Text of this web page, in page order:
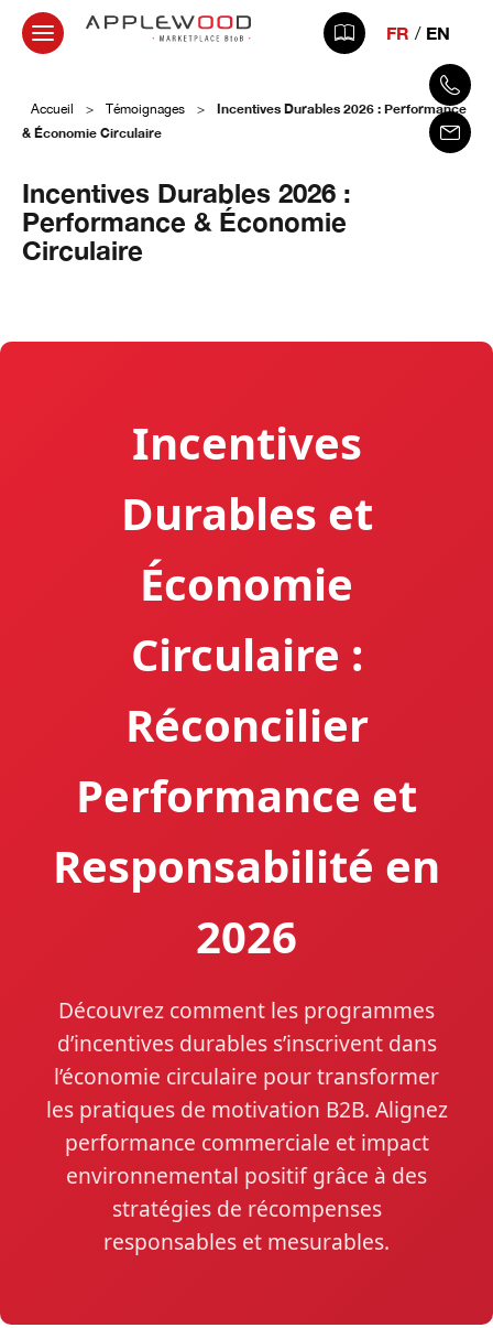
FR EN
Accueil > Témoignages >
Incentives Durables 2026 : Performance
& Économie Circulaire
Incentives Durables 2026 :
Performance & Économie
Circulaire
Incentives
Durables et
Économie
Circulaire :
Réconcilier
Performance et
Responsabilité en
2026
Découvrez comment les programmes
d’incentives durables s’inscrivent dans
l’économie circulaire pour transformer
les pratiques de motivation B2B. Alignez
performance commerciale et impact
environnemental positif grâce à des
stratégies de récompenses
responsables et mesurables.